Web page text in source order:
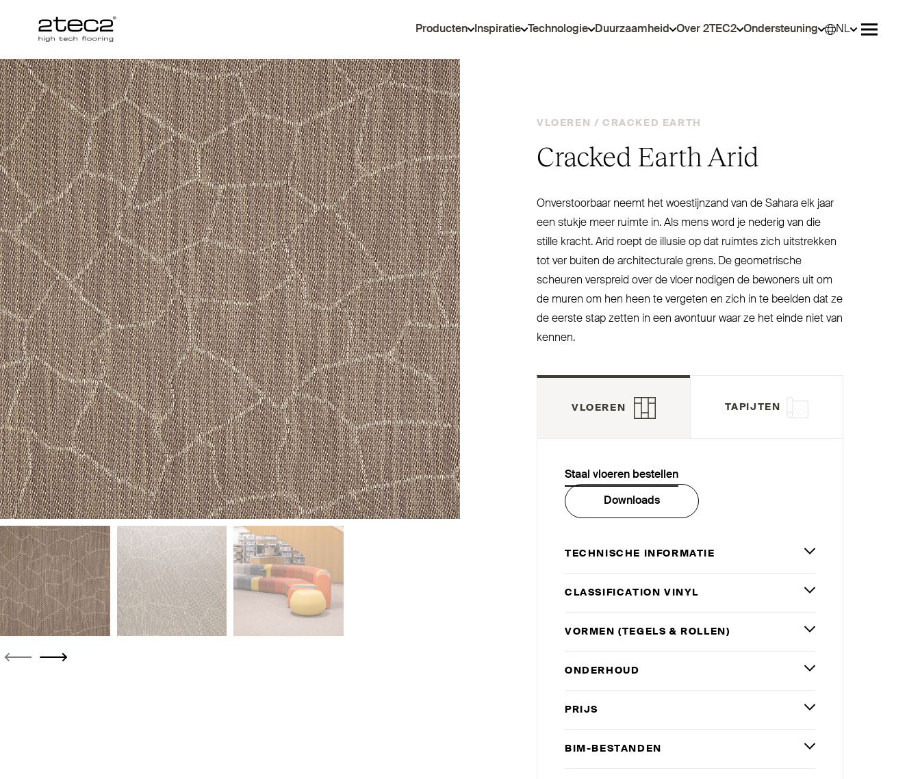
Primary Producten Inspiratie Technologie Duurzaamheid Over 2TEC2 Ondersteuning
NL
VLOEREN / CRACKED EARTH
Cracked Earth Arid
Onver­stoorbaar neemt het woes­tijnzand van de Sahara elk jaar
een stukje meer ruimte in. Als mens word je nederig van die
stille kracht. Arid roept de illusie op dat ruimtes zich uit­strekken
tot ver buiten de archi­tecturale grens. De geo­me­trische
scheuren verspreid over de vloer nodigen de bewoners uit om
de muren om hen heen te vergeten en zich in te beelden dat ze
de eerste stap zetten in een avontuur waar ze het einde niet van
kennen.
VLOEREN TAPIJTEN
Staal vloeren bestellen
Downloads
TECHNISCHE INFORMATIE
CLAS­SI­FICATION VINYL
VORMEN (TEGELS& ROLLEN)
ONDERHOUD
PRIJS
BIM-BESTANDEN